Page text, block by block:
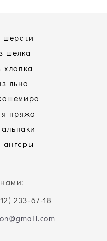
шерсти
шелка
хлопка
льна
пряжа
ангоры
233-67-18